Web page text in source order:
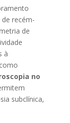
recém-
de
à
no
subclínica,